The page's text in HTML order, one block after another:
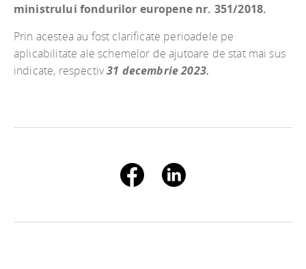
ministrului fondurilor europene nr. 351/2018.
Prin acestea au fost clarificate perioadele pe
aplicabilitate ale schemelor de ajutoare de stat mai sus
indicate, respectiv31 decembrie 2023.